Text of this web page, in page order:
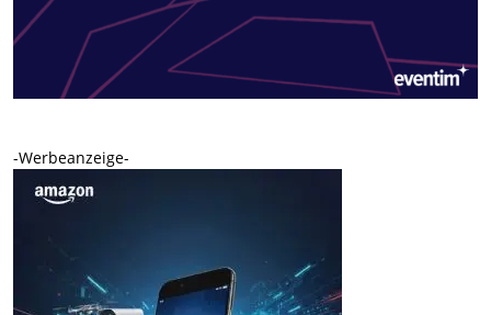
-Werbeanzeige-